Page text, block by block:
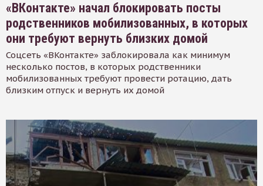
«ВКонтакте» начал блокировать посты
родственников мобилизованных, в которых
они требуют вернуть близких домой
Соцсеть «ВКонтакте» заблокировала как минимум
несколько постов, в которых родственники
мобилизованных требуют провести ротацию, дать
близким отпуск и вернуть их домой